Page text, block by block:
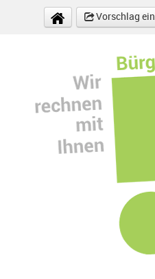
Direkt zum Inhalt
Vorschlag